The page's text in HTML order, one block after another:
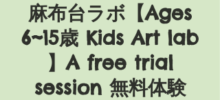
麻布台ラボ【Ages
6~15歳 Kids Art lab
】A free trial
session 無料体験